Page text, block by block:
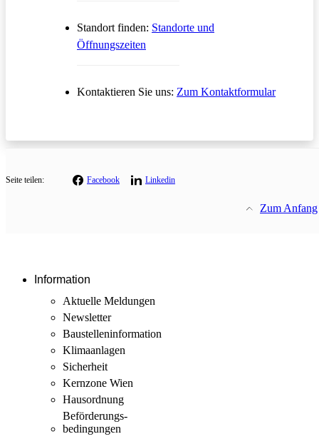
Standort finden: Standorte und
Öffnungszeiten
Kontaktieren Sie uns: Zum KontaktformularÖffnet in
Seite teilen: Facebook Linkedin
Zum Anfang
Information
Aktuelle Meldungen
Newsletter
Baustellen­information
Klimaanlagen
Sicherheit
Kernzone Wien
Hausordnung
Beförderungs­
bedingungen